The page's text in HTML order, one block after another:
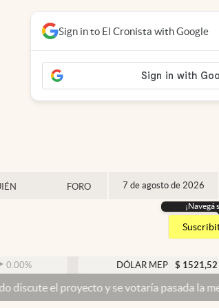
FORO 7 de agosto de 2026
¡Navegá
DÓLAR MEP $ 1521,52 0.23%
y se votaría pasada la medianoche
Sign in to El Cronista with Google